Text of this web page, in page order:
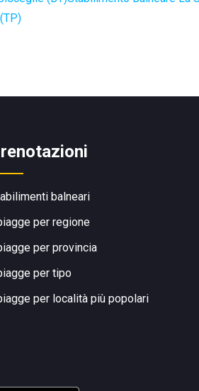
balneari
per regione
per provincia
per tipo
per località più popolari